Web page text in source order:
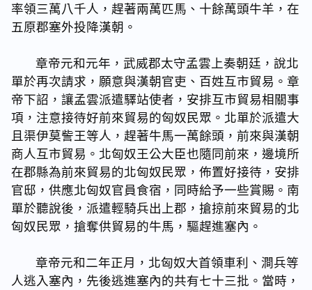
率領三萬八千人，趕著兩萬匹馬、十餘萬頭牛羊，在
五原郡塞外投降漢朝。
章帝元和元年，武威郡太守孟雲上奏朝廷，說北
單於再次請求，願意與漢朝官吏、百姓互市貿易。章
帝下詔，讓孟雲派遣驛站使者，安排互市貿易相關事
項，注意接待好前來貿易的匈奴民眾。北單於派遣大
且渠伊莫訾王等人，趕著牛馬一萬餘頭，前來與漢朝
商人互市貿易。北匈奴王公大臣也隨同前來，邊境所
在郡縣為前來貿易的北匈奴民眾，佈置好接待，安排
官邸，供應北匈奴官員食宿，同時給予一些賞賜。南
單於聽說後，派遣輕騎兵出上郡，搶掠前來貿易的北
匈奴民眾，搶奪供貿易的牛馬，驅趕進塞內。
章帝元和二年正月，北匈奴大首領車利、澗兵等
人逃入塞內，先後逃進塞內的共有七十三批。當時，